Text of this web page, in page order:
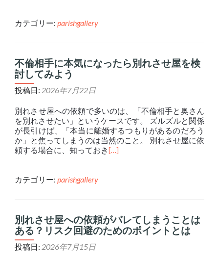
カテゴリー: parishgallery
不倫相手に本気になったら別れさせ屋を検
討してみよう
投稿日: 2026年7月22日
別れさせ屋への依頼で多いのは、「不倫相手と奥さん
を別れさせたい」というケースです。 ズルズルと関係
が長引けば、「本当に離婚するつもりがあるのだろう
か」と焦ってしまうのは当然のこと。 別れさせ屋に依
頼する場合に、知っておき[…]
カテゴリー: parishgallery
別れさせ屋への依頼がバレてしまうことは
ある？リスク回避のためのポイントとは
投稿日: 2026年7月15日